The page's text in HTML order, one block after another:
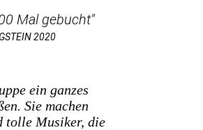
Mal gebucht"
2020
ein ganzes
Sie machen
tolle Musiker, die